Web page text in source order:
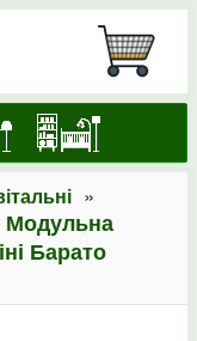
»
Модульна
Барато